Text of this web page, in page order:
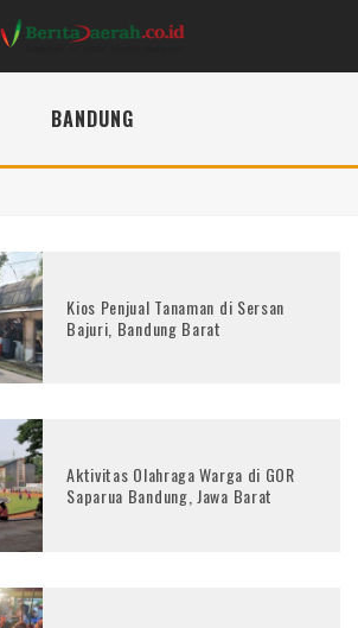
BANDUNG
Kios Penjual Tanaman di Sersan
Bajuri, Bandung Barat
Aktivitas Olahraga Warga di GOR
Saparua Bandung, Jawa Barat